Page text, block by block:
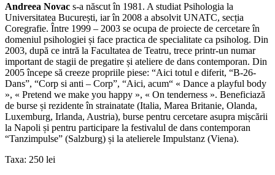
Andreea Novac s-a născut în 1981. A studiat Psihologia la
Universitatea București, iar în 2008 a absolvit UNATC, secția
Coregrafie. Între 1999 – 2003 se ocupa de proiecte de cercetare în
domeniul psihologiei și face practica de specialitate ca psiholog. Din
2003, după ce intră la Facultatea de Teatru, trece printr-un numar
important de stagii de pregatire și ateliere de dans contemporan. Din
2005 începe să creeze propriile piese: “Aici totul e diferit, “B-26-
Dans”, “Corp si anti – Corp”, “Aici, acum“ « Dance a playful body
», « Pretend we make you happy », « On tenderness ». Beneficiază
de burse și rezidente în strainatate (Italia, Marea Britanie, Olanda,
Luxemburg, Irlanda, Austria), burse pentru cercetare asupra mișcării
la Napoli și pentru participare la festivalul de dans contemporan
“Tanzimpulse” (Salzburg) și la atelierele Impulstanz (Viena).
Taxa: 250 lei